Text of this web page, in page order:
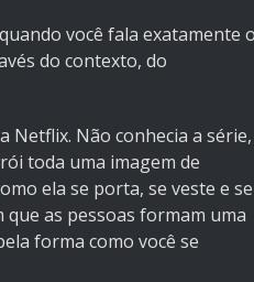
você fala exatamente
do contexto, do
Netflix. Não conhecia a série,
toda uma imagem de
ela se porta, se veste e se
as pessoas formam uma
forma como você se